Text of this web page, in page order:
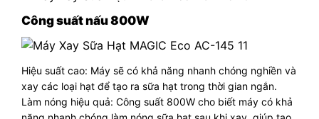
Công suất nấu 800W
Hiệu suất cao: Máy sẽ có khả năng nhanh chóng nghiền và
xay các loại hạt để tạo ra sữa hạt trong thời gian ngắn.
Làm nóng hiệu quả: Công suất 800W cho biết máy có khả